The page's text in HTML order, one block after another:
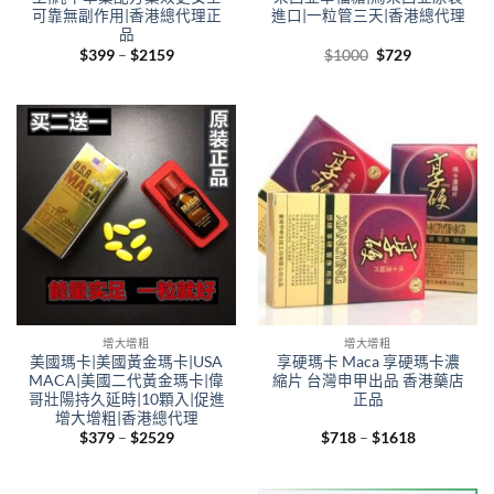
可靠無副作用|香港總代理正
品
$399 – $2159Price
$2159
進口|一粒管三天|香港總代理
$1000 Original
$729Current
增大增粗
美國瑪卡|美國黃金瑪卡|USA
MACA|美國二代黃金瑪卡|偉
哥壯陽持久延時|10顆入|促進
增大增粗|香港總代理
$379 – $2529Price
增大增粗
享硬瑪卡 Maca 享硬瑪卡濃
縮片 台灣申甲出品 香港藥店
正品
$718 – $1618Price